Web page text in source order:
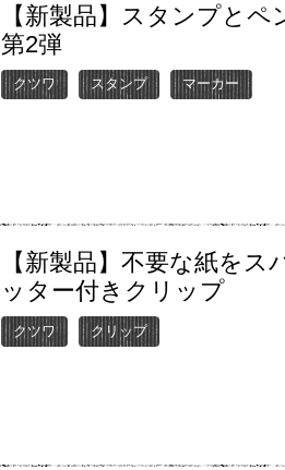
【新製品】スタンプとペ
第2弾
クツワ スタンプ マーカー
【新製品】不要な紙を
ッター付きクリップ
クツワ クリップ